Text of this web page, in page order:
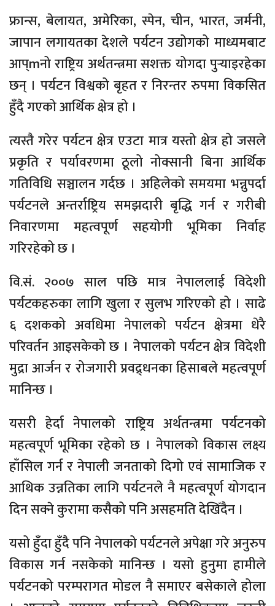
फ्रान्स, बेलायत, अमेरिका, स्पेन, चीन, भारत, जर्मनी,
जापान लगायतका देशले पर्यटन उद्योगको माध्यमबाट
आप्mनो राष्ट्रिय अर्थतन्त्रमा सशक्त योगदा पुर्‍याइरहेका
छन् । पर्यटन विश्वको बृहत र निरन्तर रुपमा विकसित
हुँदै गएको आर्थिक क्षेत्र हो ।
त्यस्तै गरेर पर्यटन क्षेत्र एउटा मात्र यस्तो क्षेत्र हो जसले
प्रकृति र पर्यावरणमा ठूलो नोक्सानी बिना आर्थिक
गतिविधि सञ्चालन गर्दछ । अहिलेको समयमा भन्नुपर्दा
पर्यटनले अन्तर्राष्ट्रिय समझदारी बृद्धि गर्न र गरीबी
निवारणमा महत्वपूर्ण सहयोगी भूमिका निर्वाह
गरिरहेको छ ।
वि.सं. २००७ साल पछि मात्र नेपाललाई विदेशी
पर्यटकहरुका लागि खुला र सुलभ गरिएको हो । साढे
६ दशकको अवधिमा नेपालको पर्यटन क्षेत्रमा धेरै
परिवर्तन आइसकेको छ । नेपालको पर्यटन क्षेत्र विदेशी
मुद्रा आर्जन र रोजगारी प्रवद्र्धनका हिसाबले महत्वपूर्ण
मानिन्छ ।
यसरी हेर्दा नेपालको राष्ट्रिय अर्थतन्त्रमा पर्यटनको
महत्वपूर्ण भूमिका रहेको छ । नेपालको विकास लक्ष्य
हाँसिल गर्न र नेपाली जनताको दिगो एवं सामाजिक र
आथिक उन्नतिका लागि पर्यटनले नै महत्वपूर्ण योगदान
दिन सक्ने कुरामा कसैको पनि असहमति देखिँदैन ।
यसो हुँदा हुँदै पनि नेपालको पर्यटनले अपेक्षा गरे अनुरुप
विकास गर्न नसकेको मानिन्छ । यसो हुनुमा हामीले
पर्यटनको परम्परागत मोडल नै समाएर बसेकाले होला